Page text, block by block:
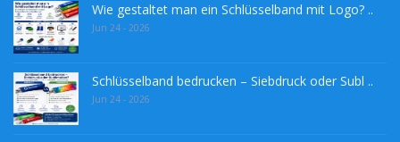
Wie gestaltet man ein Schlüsselband mit Logo? ..
Jun 24 - 2026
Schlüsselband bedrucken – Siebdruck oder Subl ..
Jun 24 - 2026